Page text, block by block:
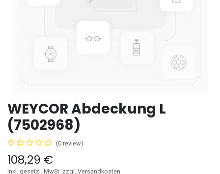
WEYCOR Abdeckung L
(7502968)
(0 review)
108,29 €
inkl. gesetzl. MwSt. zzgl. Versandkosten